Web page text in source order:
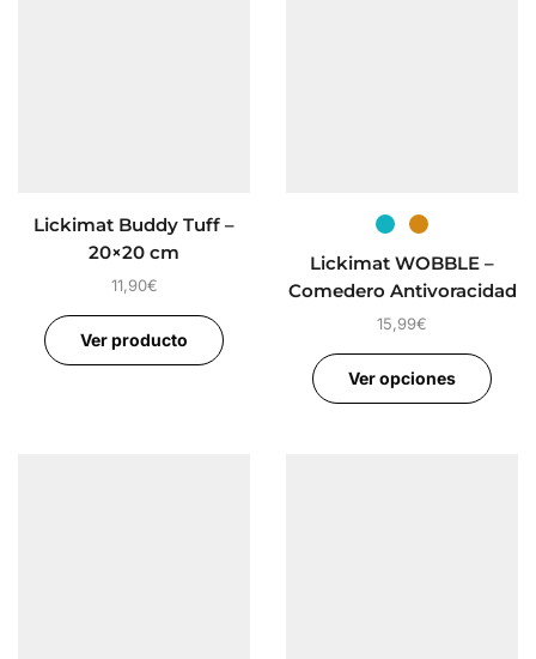
Lickimat Buddy Tuff –
20×20 cm
11,90€
Ver producto
Lickimat WOBBLE –
Comedero Antivoracidad
15,99€
Ver opciones